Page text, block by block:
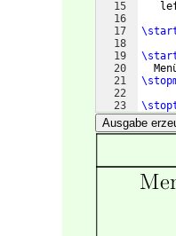
15
16
17
18
19
20
21
22
23
Ausgabe